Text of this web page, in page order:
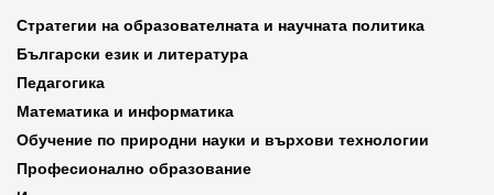
Стратегии на образователната и научната политика
Български език и литература
Педагогика
Математика и информатика
Обучение по природни науки и върхови технологии
Професионално образование